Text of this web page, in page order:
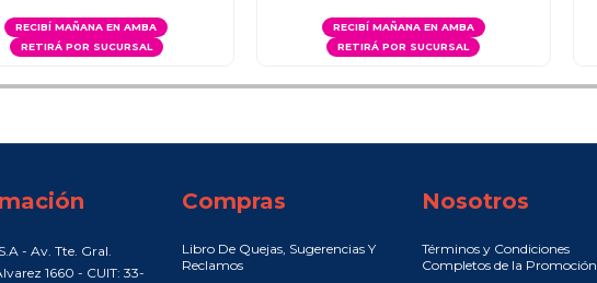
RECIBÍ MAÑANA EN AMBA
RETIRÁ POR SUCURSAL
RECIBÍ MAÑANA EN AMBA
RETIRÁ POR SUCURSAL
- Av. Tte. Gral.
1660 - CUIT: 33-
Compras
Libro De Quejas, Sugerencias Y
Reclamos
Nosotros
Términos y Condiciones
Completos de la Promoción